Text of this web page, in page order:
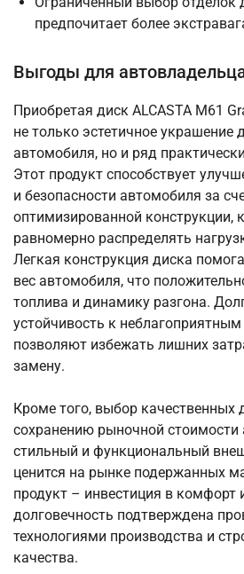
предпочитает более
Выгоды для
Приобретая диск ALCASTA M61
не только эстетичное украшение
автомобиля, но и ряд
Этот продукт способствует
и безопасности автомобиля за
оптимизированной конструкции,
равномерно распределять
Легкая конструкция диска
вес автомобиля, что
топлива и динамику разгона.
устойчивость к
позволяют избежать лишних
замену.
Кроме того, выбор качественных
сохранению рыночной стоимости
стильный и функциональный
ценится на рынке подержанных
продукт – инвестиция в комфорт
долговечность подтверждена
технологиями производства и
качества.